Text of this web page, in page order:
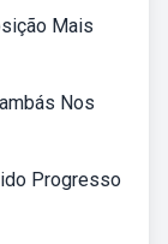
Mais
Nos
Progresso